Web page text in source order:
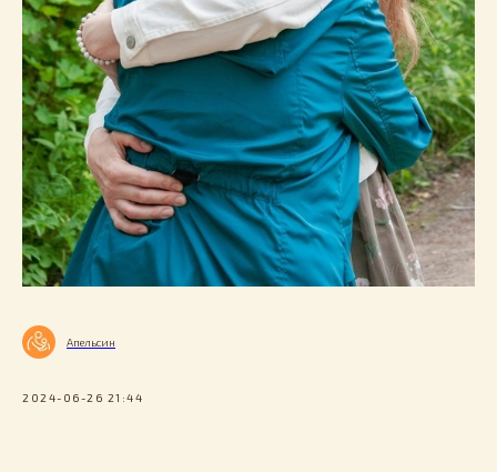
Апельсин
2024-06-26 21:44